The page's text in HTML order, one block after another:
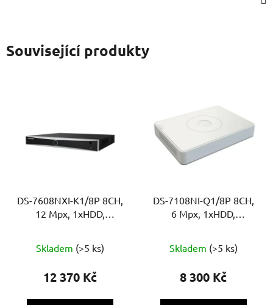
Související produkty
DS-7608NXI-K1/8P 8CH,
12 Mpx, 1xHDD,
hodnocení
produktu
Skladem (>5 ks)
12 370 Kč
DS-7108NI-Q1/8P 8CH,
6 Mpx, 1xHDD,
Skladem (>5 ks)
8 300 Kč